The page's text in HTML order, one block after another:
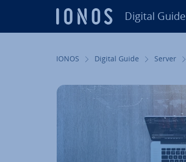
Digital Guide
IONOS Digital Guide Server